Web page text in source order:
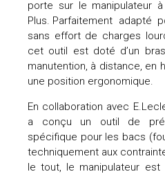
porte sur le manipulateur
Plus. Parfaitement adapté
sans effort de charges
cet outil est doté d’un
manutention, à distance, en
une position ergonomique.
En collaboration avec
a conçu un outil de
spécifique pour les bacs
techniquement aux
le tout, le manipulateur